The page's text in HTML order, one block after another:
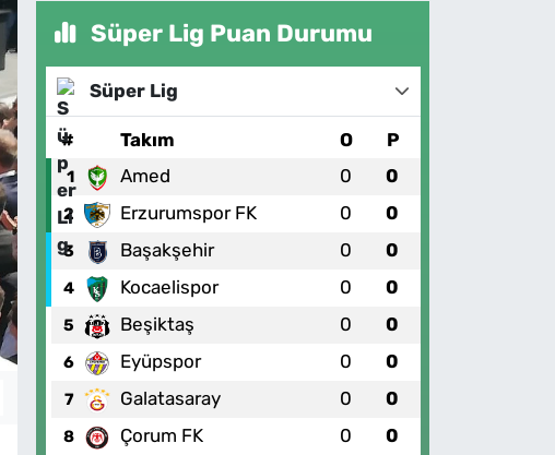
Süper Lig Puan Durumu
Süper Lig
# Takım O P
1 Amed 0 0
2 Erzurumspor FK 0 0
3 Başakşehir 0 0
4 Kocaelispor 0 0
5 Beşiktaş 0 0
6 Eyüpspor 0 0
7 Galatasaray 0 0
8 Çorum FK 0 0